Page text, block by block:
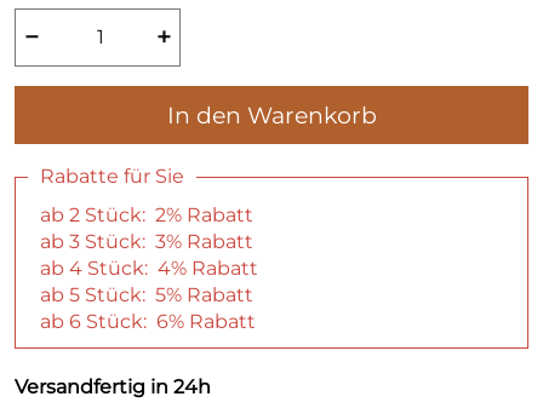
− +
In den Warenkorb
Rabatte für Sie
ab 2 Stück: 2% Rabatt
ab 3 Stück: 3% Rabatt
ab 4 Stück: 4% Rabatt
ab 5 Stück: 5% Rabatt
ab 6 Stück: 6% Rabatt
Versandfertig in 24h